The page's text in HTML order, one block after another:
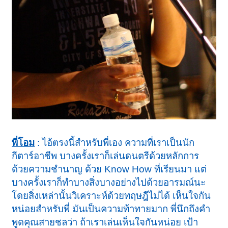
พี่โอม : ไอ้ตรงนี้สำหรับพี่เอง ความที่เราเป็นนัก
กีตาร์อาชีพ บางครั้งเราก็เล่นดนตรีด้วยหลักการ
ด้วยความชำนาญ ด้วย Know How ที่เรียนมา แต่
บางครั้งเราก็ทำบางสิ่งบางอย่างไปด้วยอารมณ์นะ
โดยสิ่งเหล่านั้นวิเคราะห์ด้วยทฤษฎีไม่ได้ เห็นใจกัน
หน่อยสำหรับพี่ มันเป็นความท้าทายมาก พี่นึกถึงคำ
พูดคุณสายชลว่า ถ้าเราเล่นเห็นใจกันหน่อย เป้า